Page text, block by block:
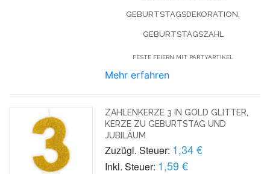
GEBURTSTAGSDEKORATION,
GEBURTSTAGSZAHL
FESTE FEIERN MIT PARTYARTIKEL
Mehr erfahren
ZAHLENKERZE 3 IN GOLD GLITTER,
KERZE ZU GEBURTSTAG UND
JUBILÄUM
Zuzügl. Steuer: 1,34 €
Inkl. Steuer: 1,59 €